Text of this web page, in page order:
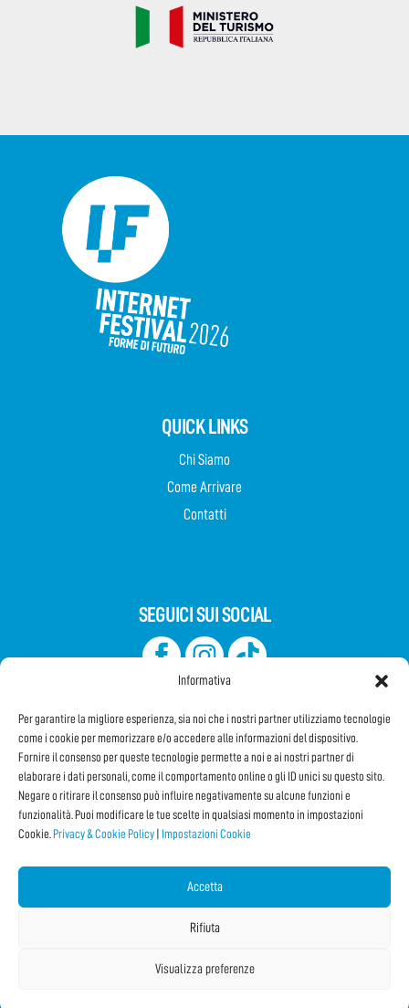
Informativa
Per garantire la migliore esperienza, sia noi che i nostri partner utilizziamo tecnologie
come i cookie per memorizzare e/o accedere alle informazioni del dispositivo.
Fornire il consenso per queste tecnologie permette a noi e ai nostri partner di
elaborare i dati personali, come il comportamento online o gli ID unici su questo sito.
Negare o ritirare il consenso può influire negativamente su alcune funzioni e
funzionalità. Puoi modificare le tue scelte in qualsiasi momento in impostazioni
Cookie. Privacy & Cookie Policy Impostazioni Cookie
Accetta
Rifiuta
Visualizza preferenze
QUICK LINKS
Chi Siamo
Come Arrivare
Contatti
SEGUICI SUI SOCIAL
Iscriviti alla Newsletter
CONDIVIDI QUESTA PAGINA!
Facebook
Copyright © 2026 Internet Festival 2026 |CreditsLa Jetée